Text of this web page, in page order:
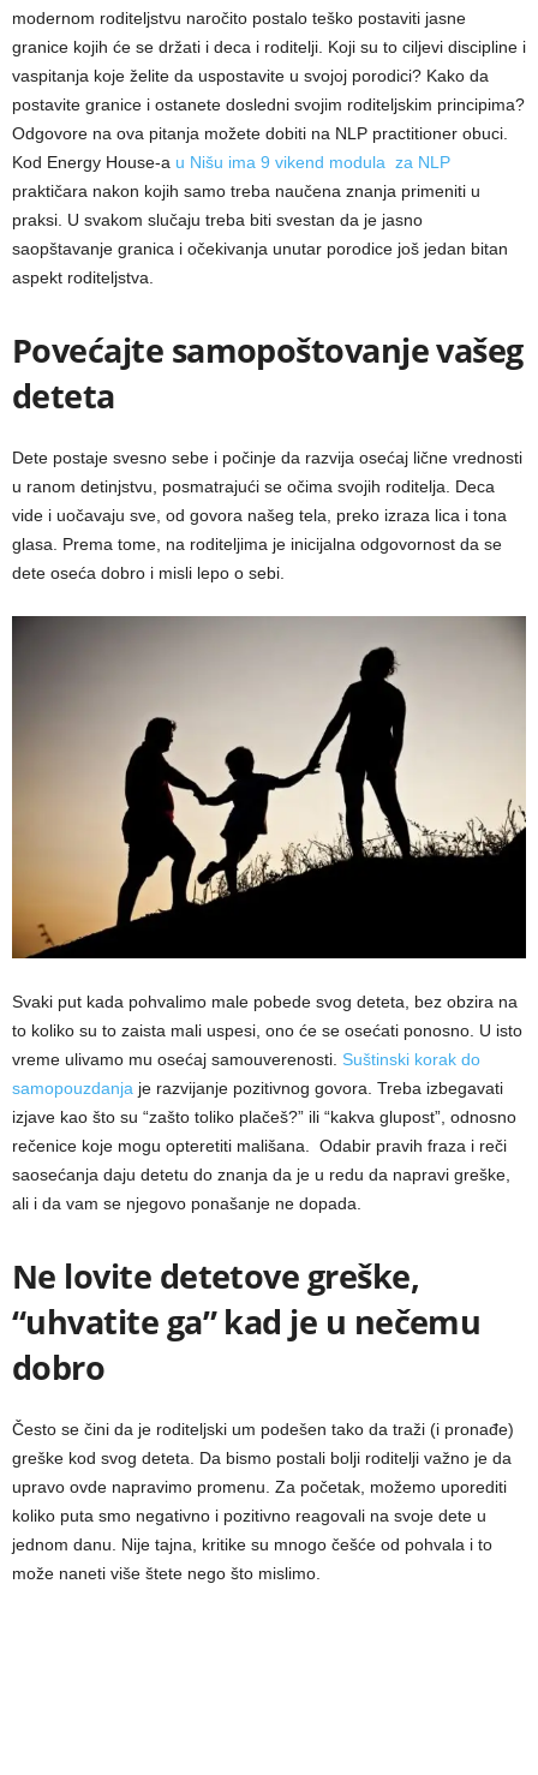
modernom roditeljstvu naročito postalo teško postaviti jasne
granice kojih će se držati i deca i roditelji. Koji su to ciljevi discipline i
vaspitanja koje želite da uspostavite u svojoj porodici? Kako da
postavite granice i ostanete dosledni svojim roditeljskim principima?
Odgovore na ova pitanja možete dobiti na NLP practitioner obuci.
Kod Energy House-a u Nišu ima 9 vikend modula za NLP
praktičara nakon kojih samo treba naučena znanja primeniti u
praksi. U svakom slučaju treba biti svestan da je jasno
saopštavanje granica i očekivanja unutar porodice još jedan bitan
aspekt roditeljstva.
Povećajte samopoštovanje vašeg
deteta
Dete postaje svesno sebe i počinje da razvija osećaj lične vrednosti
u ranom detinjstvu, posmatrajući se očima svojih roditelja. Deca
vide i uočavaju sve, od govora našeg tela, preko izraza lica i tona
glasa. Prema tome, na roditeljima je inicijalna odgovornost da se
dete oseća dobro i misli lepo o sebi.
Svaki put kada pohvalimo male pobede svog deteta, bez obzira na
to koliko su to zaista mali uspesi, ono će se osećati ponosno. U isto
vreme ulivamo mu osećaj samouverenosti. Suštinski korak do
samopouzdanja je razvijanje pozitivnog govora. Treba izbegavati
izjave kao što su “zašto toliko plačeš?” ili “kakva glupost”, odnosno
rečenice koje mogu opteretiti mališana. Odabir pravih fraza i reči
saosećanja daju detetu do znanja da je u redu da napravi greške,
ali i da vam se njegovo ponašanje ne dopada.
Ne lovite detetove greške,
“uhvatite ga” kad je u nečemu
dobro
Često se čini da je roditeljski um podešen tako da traži (i pronađe)
greške kod svog deteta. Da bismo postali bolji roditelji važno je da
upravo ovde napravimo promenu. Za početak, možemo uporediti
koliko puta smo negativno i pozitivno reagovali na svoje dete u
jednom danu. Nije tajna, kritike su mnogo češće od pohvala i to
može naneti više štete nego što mislimo.